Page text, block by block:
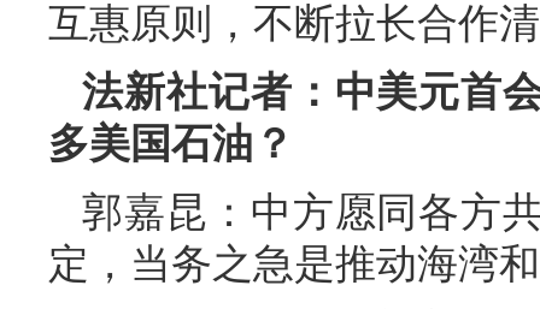
互惠原则，不断拉长合作
法新社记者：中美元首
多美国石油？
郭嘉昆：中方愿同各方
定，当务之急是推动海湾